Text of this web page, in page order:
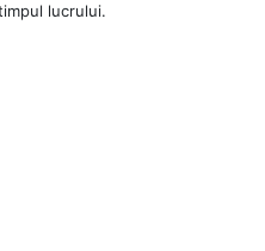
lucrului.